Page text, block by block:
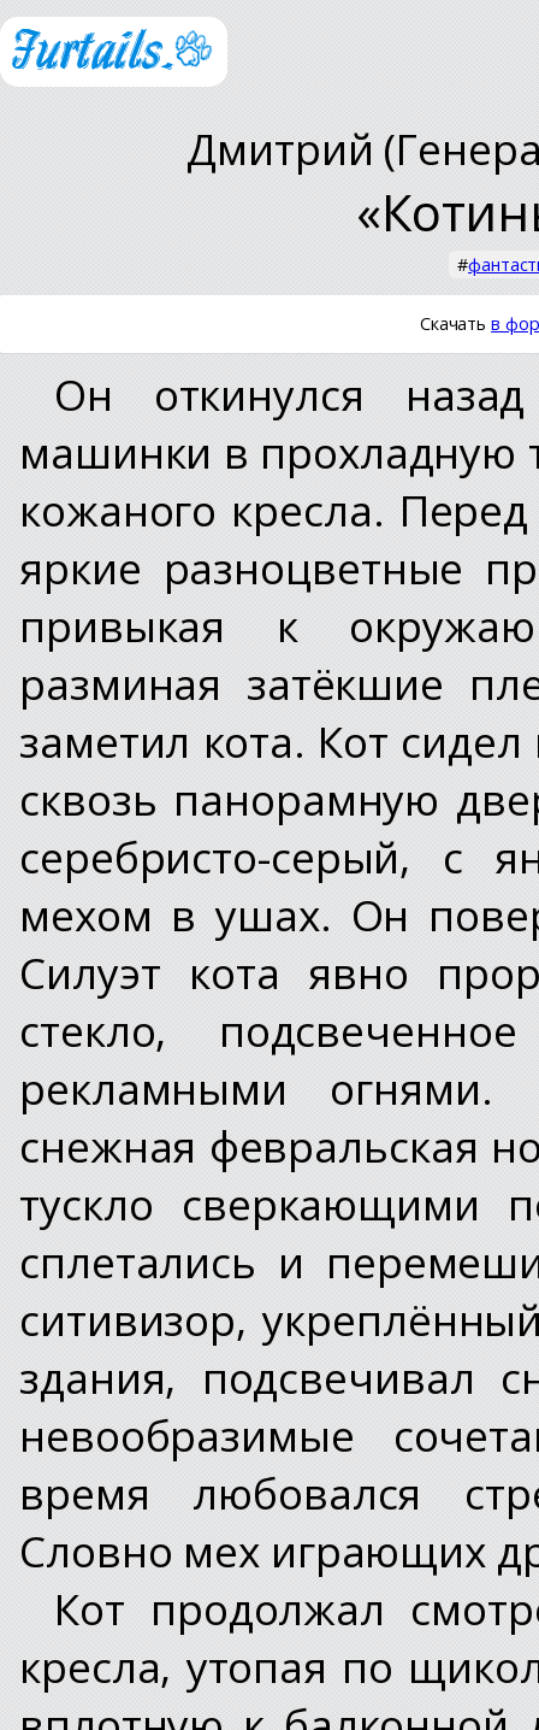
Дмитрий
#
Скачатьв
Он откинулся
машинки в прохладную
кожаного кресла.
яркие разноцветные
привыкая к
разминая затёкшие
заметил кота. Кот
сквозь панорамную
серебристо-серый, с
мехом в ушах. Он
Силуэт кота явно
стекло,
рекламными
снежная февральская
тускло сверкающими
сплетались и
ситивизор,
здания, подсвечивал
невообразимые
время любовался
Словно мех играющих
Кот продолжал
кресла, утопая по